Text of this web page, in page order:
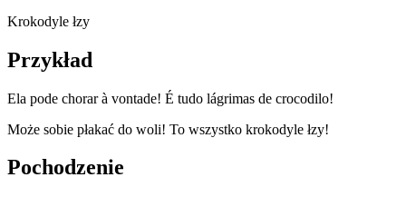
Krokodyle łzy
Przykład
Ela pode chorar à vontade! É tudo lágrimas de crocodilo!
Może sobie płakać do woli! To wszystko krokodyle łzy!
Pochodzenie